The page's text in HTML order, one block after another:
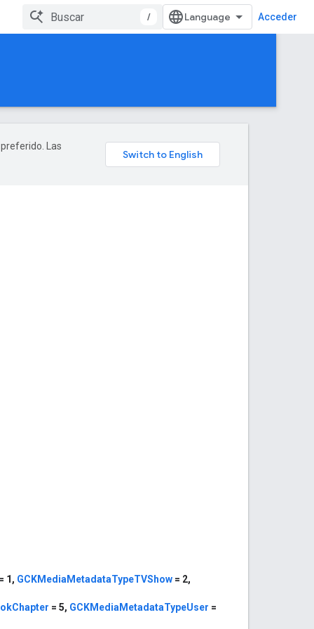
/ Acceder
Las
1, GCKMediaMetadataTypeTVShow = 2,
= 5, GCKMediaMetadataTypeUser =